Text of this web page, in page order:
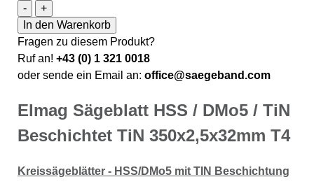
-
Elmag Sägeblatt HSS / DMo5 / TiN Beschichtet TiN
+
In den Warenkorb
Fragen zu diesem Produkt?
Ruf an! +43 (0) 1 321 0018
oder sende ein Email an: office@saegeband.com
Elmag Sägeblatt HSS / DMo5 / TiN
Beschichtet TiN 350x2,5x32mm T4
Kreissägeblätter - HSS/DMo5 mit TIN Beschichtung